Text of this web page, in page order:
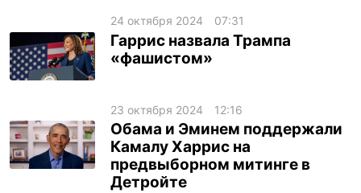
24 октября 2024 07:31
Гаррис назвала Трампа
«фашистом»
23 октября 2024 12:16
Обама и Эминем поддержали
Камалу Харрис на
предвыборном митинге в
Детройте